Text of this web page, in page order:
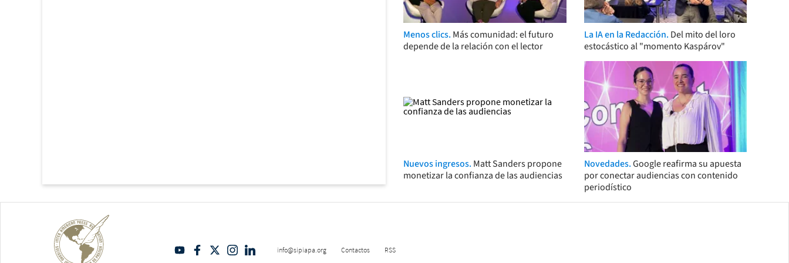
Menos clics. Más comunidad: el futuro
depende de la relación con el lector
La IA en la Redacción. Del mito del loro
estocástico al "momento Kaspárov"
Nuevos ingresos. Matt Sanders propone
monetizar la confianza de las audiencias
Novedades.Google reafirma su apuesta
por conectar audiencias con contenido
periodístico
info@sipiapa.org Contactos RSS